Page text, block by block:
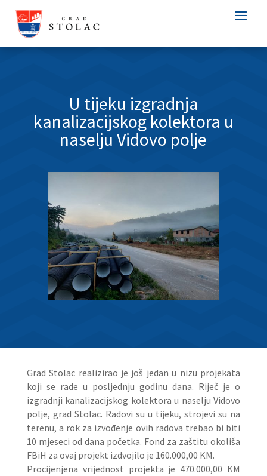
U tijeku izgradnja
kanalizacijskog kolektora u
naselju Vidovo polje
Grad Stolac realizirao je još jedan u nizu projekata
koji se rade u posljednju godinu dana. Riječ je o
izgradnji kanalizacijskog kolektora u naselju Vidovo
polje, grad Stolac. Radovi su u tijeku, strojevi su na
terenu, a rok za izvođenje ovih radova trebao bi biti
10 mjeseci od dana početka. Fond za zaštitu okoliša
FBiH za ovaj projekt izdvojilo je 160.000,00 KM.
Procijenjena vrijednost projekta je 470.000,00 KM